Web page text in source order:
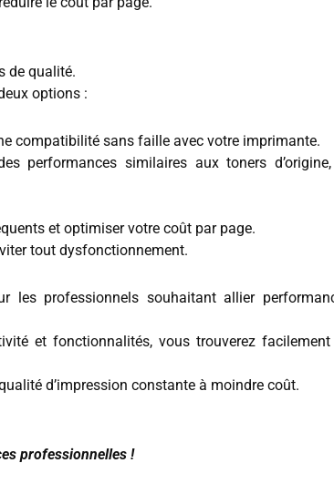
de qualité.
options :
compatibilité sans faille avec votre imprimante.
performances similaires aux toners
et optimiser votre coût par page.
tout dysfonctionnement.
les professionnels souhaitant allier
et fonctionnalités, vous trouverez
d’impression constante à moindre coût.
professionnelles !